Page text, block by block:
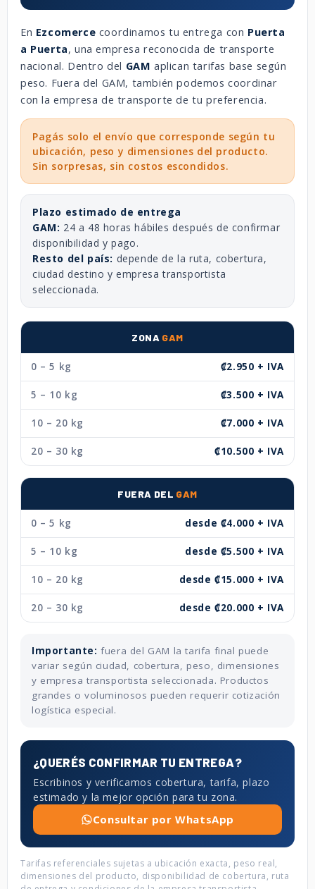
En Ezcomerce coordinamos tu entrega con Puerta
a Puerta, una empresa reconocida de transporte
nacional. Dentro del GAM aplican tarifas base según
peso. Fuera del GAM, también podemos coordinar
con la empresa de transporte de tu preferencia.
Pagás solo el envío que corresponde según tu
ubicación, peso y dimensiones del producto.
Sin sorpresas, sin costos escondidos.
Plazo estimado de entrega
GAM: 24 a 48 horas hábiles después de confirmar
disponibilidad y pago.
Resto del país: depende de la ruta, cobertura,
ciudad destino y empresa transportista
seleccionada.
ZONA GAM
0 – 5 kg ₡2.950 + IVA
5 – 10 kg ₡3.500 + IVA
10 – 20 kg ₡7.000 + IVA
20 – 30 kg ₡10.500 + IVA
FUERA DEL GAM
0 – 5 kg desde ₡4.000 + IVA
5 – 10 kg desde ₡5.500 + IVA
10 – 20 kg desde ₡15.000 + IVA
20 – 30 kg desde ₡20.000 + IVA
Importante: fuera del GAM la tarifa final puede
variar según ciudad, cobertura, peso, dimensiones
y empresa transportista seleccionada. Productos
grandes o voluminosos pueden requerir cotización
logística especial.
¿QUERÉS CONFIRMAR TU ENTREGA?
Escribinos y verificamos cobertura, tarifa, plazo
estimado y la mejor opción para tu zona.
Consultar por WhatsApp
Tarifas referenciales sujetas a ubicación exacta, peso real,
dimensiones del producto, disponibilidad de cobertura, ruta